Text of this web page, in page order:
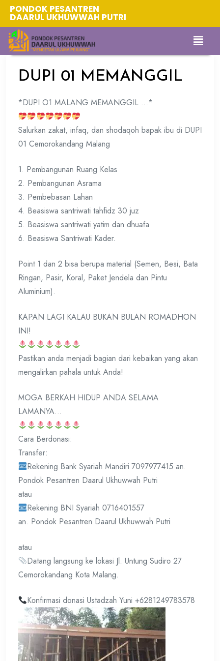
PONDOK PESANTREN
DAARUL UKHUWWAH PUTRI
DUPI 01 MEMANGGIL
*DUPI O1 MALANG MEMANGGIL …*
Salurkan zakat, infaq, dan shodaqoh bapak ibu di DUPI
01 Cemorokandang Malang
1. Pembangunan Ruang Kelas
2. Pembangunan Asrama
3. Pembebasan Lahan
4. Beasiswa santriwati tahfidz 30 juz
5. Beasiswa santriwati yatim dan dhuafa
6. Beasiswa Santriwati Kader.
Point 1 dan 2 bisa berupa material (Semen, Besi, Bata
Ringan, Pasir, Koral, Paket Jendela dan Pintu
Aluminium).
KAPAN LAGI KALAU BUKAN BULAN ROMADHON
INI!
Pastikan anda menjadi bagian dari kebaikan yang akan
mengalirkan pahala untuk Anda!
MOGA BERKAH HIDUP ANDA SELAMA
LAMANYA…
Cara Berdonasi:
Transfer:
Rekening Bank Syariah Mandiri 7097977415 an.
Pondok Pesantren Daarul Ukhuwwah Putri
atau
Rekening BNI Syariah 0716401557
an. Pondok Pesantren Daarul Ukhuwwah Putri
atau
Datang langsung ke lokasi Jl. Untung Sudiro 27
Cemorokandang Kota Malang.
Konfirmasi donasi Ustadzah Yuni +6281249783578